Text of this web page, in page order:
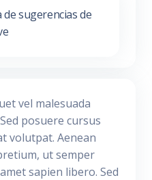
sugerencias de
vel malesuada
posuere cursus
volutpat. Aenean
ut semper
sapien libero. Sed